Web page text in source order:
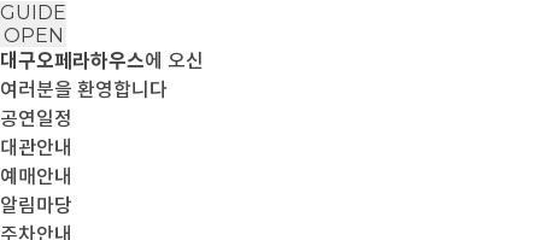
GUIDE
OPEN
대구오페라하우스에 오신
여러분을 환영합니다
공연일정
대관안내
예매안내
알림마당
주차안내